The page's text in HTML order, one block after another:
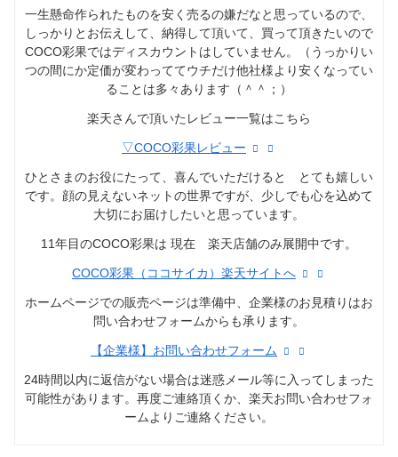
一生懸命作られたものを安く売るの嫌だなと思っているので、
しっかりとお伝えして、納得して頂いて、買って頂きたいので
COCO彩果ではディスカウントはしていません。（うっかりい
つの間にか定価が変わっててウチだけ他社様より安くなってい
ることは多々あります（＾＾；）
楽天さんで頂いたレビュー一覧はこちら
▽COCO彩果レビュー
ひとさまのお役にたって、喜んでいただけると とても嬉しい
です。顔の見えないネットの世界ですが、少しでも心を込めて
大切にお届けしたいと思っています。
11年目のCOCO彩果は 現在 楽天店舗のみ展開中です。
COCO彩果（ココサイカ）楽天サイトへ
ホームページでの販売ページは準備中、企業様のお見積りはお
問い合わせフォームからも承ります。
【企業様】お問い合わせフォーム
24時間以内に返信がない場合は迷惑メール等に入ってしまった
可能性があります。再度ご連絡頂くか、楽天お問い合わせフォ
ームよりご連絡ください。